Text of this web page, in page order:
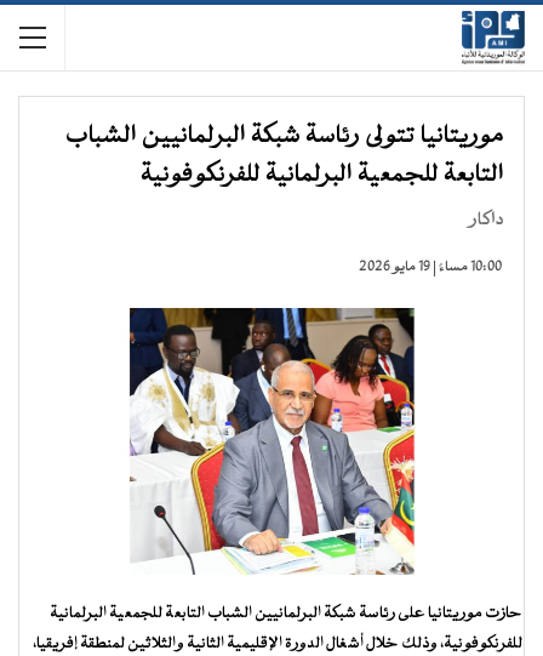
موريتانيا تتولى رئاسة شبكة البرلمانيين الشباب
التابعة للجمعية البرلمانية للفرنكوفونية
داكار
10:00 مساءً | 19 مايو 2026
حازت موريتانيا على رئاسة شبكة البرلمانيين الشباب التابعة للجمعية البرلمانية
للفرنكوفونية، وذلك خلال أشغال الدورة الإقليمية الثانية والثلاثين لمنطقة إفريقيا،